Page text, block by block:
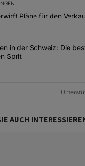
eine Liste der am
mit dem Titel "Fifa
Pläne für den
mit dem Titel "Tanken in
in der Schweiz: Die
Sprit
AUCH